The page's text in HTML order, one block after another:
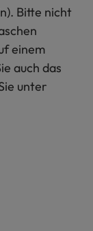
Bitte nicht
einem
auch das
unter